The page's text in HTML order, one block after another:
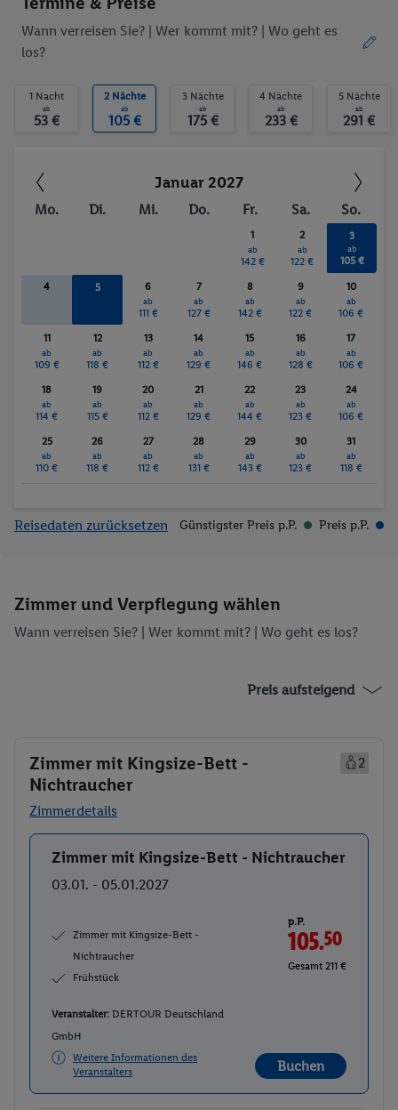
Aerobic
Golf
Fitnessstudio
entspricht, erfrage bitte vor der Buchung im Service Center.
Wann verreisen Sie? | Wer kommt mit? | Wo geht es
los?
1 Nacht
ab
53 €
2 Nächte
ab
105 €
3 Nächte
ab
175 €
4 Nächte
ab
233 €
5 Nächte
ab
291 €
Januar 2027
Mo. Di. Mi. Do. Fr. Sa. So.
1
ab
142 €
2
ab
122 €
3
ab
105 €
4 5 6
ab
111 €
7
ab
127 €
8
ab
142 €
9
ab
122 €
10
ab
106 €
11
ab
109 €
12
ab
118 €
13
ab
112 €
14
ab
129 €
15
ab
146 €
16
ab
128 €
17
ab
106 €
18
ab
114 €
19
ab
115 €
20
ab
112 €
21
ab
129 €
22
ab
144 €
23
ab
123 €
24
ab
106 €
25
ab
110 €
26
ab
118 €
27
ab
112 €
28
ab
131 €
29
ab
143 €
30
ab
123 €
31
ab
118 €
Reisedaten zurücksetzen Günstigster Preis p.P. Preis p.P.
Zimmer und Verpflegung wählen
Wann verreisen Sie? | Wer kommt mit? | Wo geht es los?
Preis aufsteigend
Zimmer mit Kingsize-Bett -
Nichtraucher
2
Zimmerdetails
Buchen
Zimmer mit Kingsize-Bett - Nichtraucher
03.01. - 05.01.2027
Zimmer mit Kingsize-Bett -
Nichtraucher
Frühstück
p.P.
105.50
Gesamt 211 €
Veranstalter: DERTOUR Deutschland
GmbH
Weitere Informationen des
Veranstalters
Buchen